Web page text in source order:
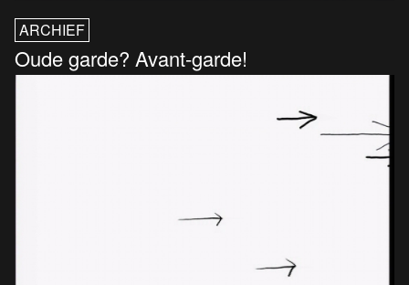
ARCHIEF
Oude garde? Avant-garde!